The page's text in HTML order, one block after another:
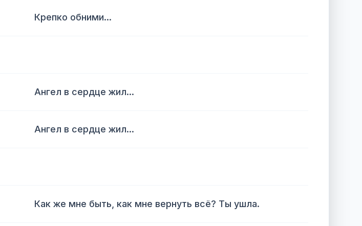
Крепко обними...
Ангел в сердце жил...
Ангел в сердце жил...
Как же мне быть, как мне вернуть всё? Ты ушла.